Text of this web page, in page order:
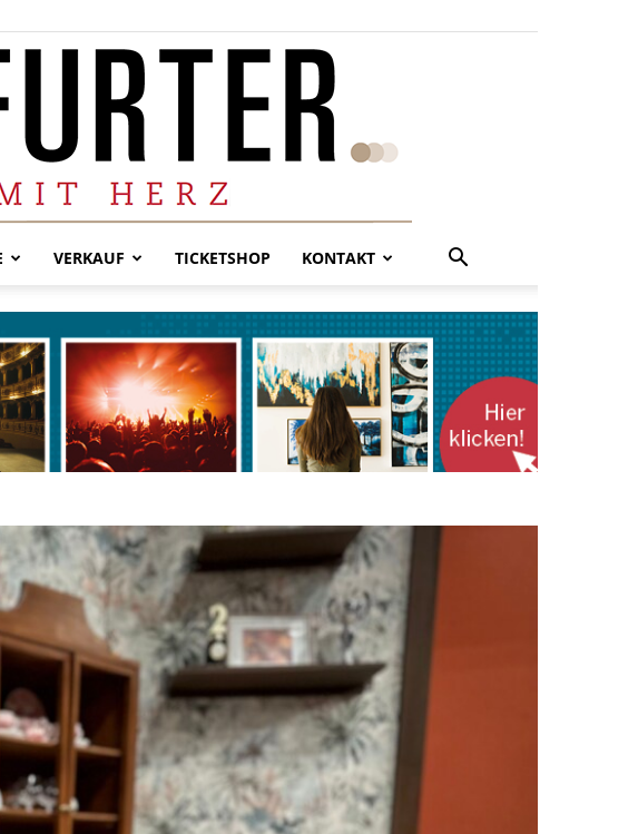
VERKAUF TICKETSHOP KONTAKT